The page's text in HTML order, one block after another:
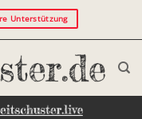
Unterstützung